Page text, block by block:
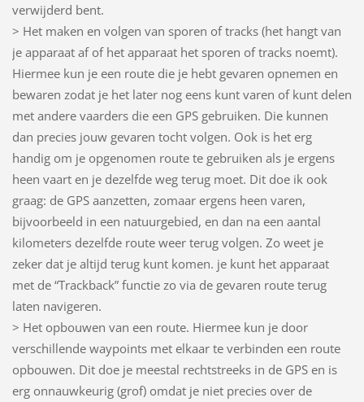
verwijderd bent.
> Het maken en volgen van sporen of tracks (het hangt van
je apparaat af of het apparaat het sporen of tracks noemt).
Hiermee kun je een route die je hebt gevaren opnemen en
bewaren zodat je het later nog eens kunt varen of kunt delen
met andere vaarders die een GPS gebruiken. Die kunnen
dan precies jouw gevaren tocht volgen. Ook is het erg
handig om je opgenomen route te gebruiken als je ergens
heen vaart en je dezelfde weg terug moet. Dit doe ik ook
graag: de GPS aanzetten, zomaar ergens heen varen,
bijvoorbeeld in een natuurgebied, en dan na een aantal
kilometers dezelfde route weer terug volgen. Zo weet je
zeker dat je altijd terug kunt komen. je kunt het apparaat
met de “Trackback” functie zo via de gevaren route terug
laten navigeren.
> Het opbouwen van een route. Hiermee kun je door
verschillende waypoints met elkaar te verbinden een route
opbouwen. Dit doe je meestal rechtstreeks in de GPS en is
erg onnauwkeurig (grof) omdat je niet precies over de